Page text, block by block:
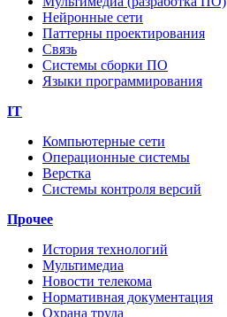
Нейронные сети
Паттерны проектирования
Связь
Системы сборки ПО
Языки программирования
IT
Компьютерные сети
Операционные системы
Верстка
Системы контроля версий
Прочее
История технологий
Мультимедиа
Новости телекома
Нормативная документация
Охрана труда